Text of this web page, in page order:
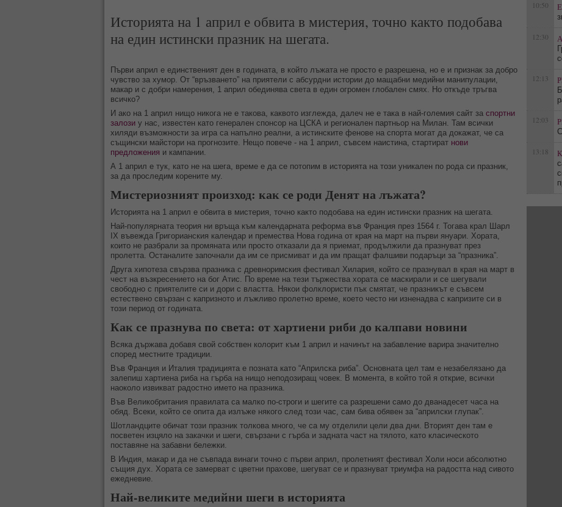
Историята на 1 април е обвита в мистерия, точно както подобава
на един истински празник на шегата.
Първи април е единственият ден в годината, в който лъжата не просто е разрешена, но е и признак за добро
чувство за хумор. От “връзването” на приятели с абсурдни истории до мащабни медийни манипулации,
макар и с добри намерения, 1 април обединява света в един огромен глобален смях. Но откъде тръгва
всичко?
И ако на 1 април нищо никога не е такова, каквото изглежда, далеч не е така в най-големия сайт за спортни
залози у нас, известен като генерален спонсор на ЦСКА и регионален партньор на Милан. Там всички
хиляди възможности за игра са напълно реални, а истинските фенове на спорта могат да докажат, че са
същински майстори на прогнозите. Нещо повече - на 1 април, съвсем наистина, стартират нови
предложения и кампании.
А 1 април е тук, като не на шега, време е да се потопим в историята на този уникален по рода си празник,
за да проследим корените му.
Мистериозният произход: как се роди Денят на лъжата?
Историята на 1 април е обвита в мистерия, точно както подобава на един истински празник на шегата.
Най-популярната теория ни връща към календарната реформа във Франция през 1564 г. Тогава крал Шарл
IX въвежда Григорианския календар и премества Нова година от края на март на първи януари. Хората,
които не разбрали за промяната или просто отказали да я приемат, продължили да празнуват през
пролетта. Останалите започнали да им се присмиват и да им пращат фалшиви подаръци за “празника”.
Друга хипотеза свързва празника с древноримския фестивал Хилария, който се празнувал в края на март в
чест на възкресението на бог Атис. По време на тези тържества хората се маскирали и се шегували
свободно с приятелите си и дори с властта. Някои фолклористи пък смятат, че празникът е съвсем
естествено свързан с капризното и лъжливо пролетно време, което често ни изненадва с капризите си в
този период от годината.
Как се празнува по света: от хартиени риби до калпави новини
Всяка държава добавя свой собствен колорит към 1 април и начинът на забавление варира значително
според местните традиции.
Във Франция и Италия традицията е позната като “Априлска риба”. Основната цел там е незабелязано да
залепиш хартиена риба на гърба на нищо неподозиращ човек. В момента, в който той я открие, всички
наоколо извикват радостно името на празника.
Във Великобритания правилата са малко по-строги и шегите са разрешени само до дванадесет часа на
обяд. Всеки, който се опита да излъже някого след този час, сам бива обявен за “априлски глупак”.
Шотландците обичат този празник толкова много, че са му отделили цели два дни. Вторият ден там е
посветен изцяло на закачки и шеги, свързани с гърба и задната част на тялото, като класическото
поставяне на забавни бележки.
В Индия, макар и да не съвпада винаги точно с първи април, пролетният фестивал Холи носи абсолютно
същия дух. Хората се замерват с цветни прахове, шегуват се и празнуват триумфа на радостта над сивото
ежедневие.
Най-великите медийни шеги в историята
10:50
12:30
12:13
12:03
13:18